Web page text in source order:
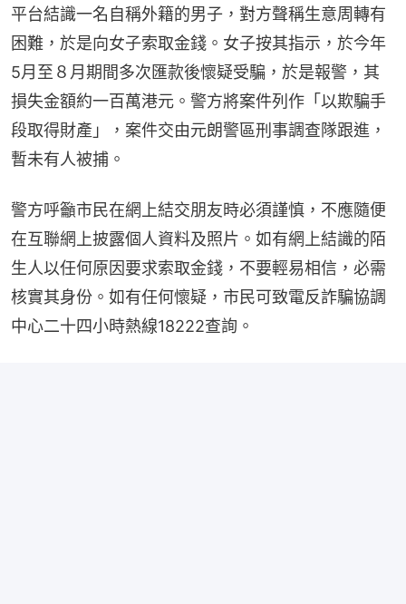
平台結識一名自稱外籍的男子，對方聲稱生意周轉有
困難，於是向女子索取金錢。女子按其指示，於今年
5月至８月期間多次匯款後懷疑受騙，於是報警，其
損失金額約一百萬港元。警方將案件列作「以欺騙手
段取得財產」，案件交由元朗警區刑事調查隊跟進，
暫未有人被捕。
警方呼籲市民在網上結交朋友時必須謹慎，不應隨便
在互聯網上披露個人資料及照片。如有網上結識的陌
生人以任何原因要求索取金錢，不要輕易相信，必需
核實其身份。如有任何懷疑，市民可致電反詐騙協調
中心二十四小時熱線18222查詢。